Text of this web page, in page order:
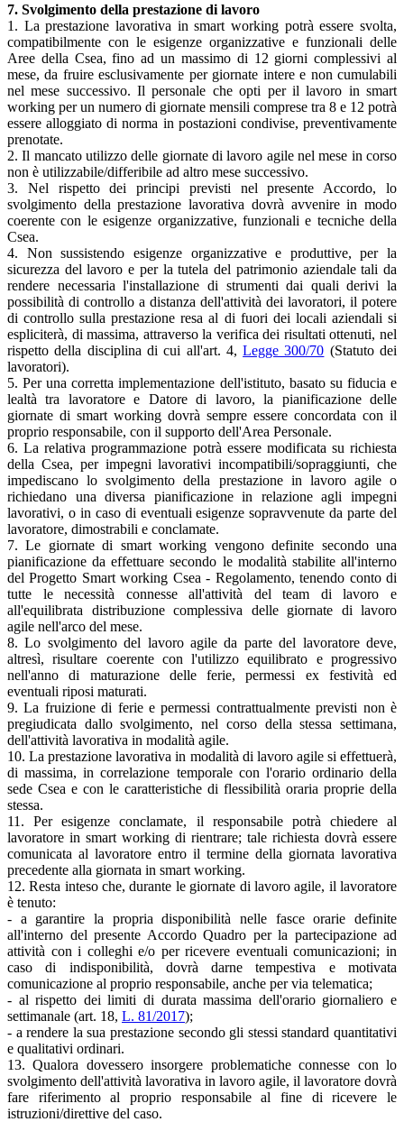
7. Svolgimento della prestazione di lavoro
1. La prestazione lavorativa in smart working potrà essere svolta,
compatibilmente con le esigenze organizzative e funzionali delle
Aree della Csea, fino ad un massimo di 12 giorni complessivi al
mese, da fruire esclusivamente per giornate intere e non cumulabili
nel mese successivo. Il personale che opti per il lavoro in smart
working per un numero di giornate mensili comprese tra 8 e 12 potrà
essere alloggiato di norma in postazioni condivise, preventivamente
prenotate.
2. Il mancato utilizzo delle giornate di lavoro agile nel mese in corso
non è utilizzabile/differibile ad altro mese successivo.
3. Nel rispetto dei principi previsti nel presente Accordo, lo
svolgimento della prestazione lavorativa dovrà avvenire in modo
coerente con le esigenze organizzative, funzionali e tecniche della
Csea.
4. Non sussistendo esigenze organizzative e produttive, per la
sicurezza del lavoro e per la tutela del patrimonio aziendale tali da
rendere necessaria l'installazione di strumenti dai quali derivi la
possibilità di controllo a distanza dell'attività dei lavoratori, il potere
di controllo sulla prestazione resa al di fuori dei locali aziendali si
espliciterà, di massima, attraverso la verifica dei risultati ottenuti, nel
rispetto della disciplina di cui all'art. 4,Legge 300/70 (Statuto dei
lavoratori).
5. Per una corretta implementazione dell'istituto, basato su fiducia e
lealtà tra lavoratore e Datore di lavoro, la pianificazione delle
giornate di smart working dovrà sempre essere concordata con il
proprio responsabile, con il supporto dell'Area Personale.
6. La relativa programmazione potrà essere modificata su richiesta
della Csea, per impegni lavorativi incompatibili/sopraggiunti, che
impediscano lo svolgimento della prestazione in lavoro agile o
richiedano una diversa pianificazione in relazione agli impegni
lavorativi, o in caso di eventuali esigenze sopravvenute da parte del
lavoratore, dimostrabili e conclamate.
7. Le giornate di smart working vengono definite secondo una
pianificazione da effettuare secondo le modalità stabilite all'interno
del Progetto Smart working Csea - Regolamento, tenendo conto di
tutte le necessità connesse all'attività del team di lavoro e
all'equilibrata distribuzione complessiva delle giornate di lavoro
agile nell'arco del mese.
8. Lo svolgimento del lavoro agile da parte del lavoratore deve,
altresì, risultare coerente con l'utilizzo equilibrato e progressivo
nell'anno di maturazione delle ferie, permessi ex festività ed
eventuali riposi maturati.
9. La fruizione di ferie e permessi contrattualmente previsti non è
pregiudicata dallo svolgimento, nel corso della stessa settimana,
dell'attività lavorativa in modalità agile.
10. La prestazione lavorativa in modalità di lavoro agile si effettuerà,
di massima, in correlazione temporale con l'orario ordinario della
sede Csea e con le caratteristiche di flessibilità oraria proprie della
stessa.
11. Per esigenze conclamate, il responsabile potrà chiedere al
lavoratore in smart working di rientrare; tale richiesta dovrà essere
comunicata al lavoratore entro il termine della giornata lavorativa
precedente alla giornata in smart working.
12. Resta inteso che, durante le giornate di lavoro agile, il lavoratore
è tenuto:
- a garantire la propria disponibilità nelle fasce orarie definite
all'interno del presente Accordo Quadro per la partecipazione ad
attività con i colleghi e/o per ricevere eventuali comunicazioni; in
caso di indisponibilità, dovrà darne tempestiva e motivata
comunicazione al proprio responsabile, anche per via telematica;
- al rispetto dei limiti di durata massima dell'orario giornaliero e
settimanale (art. 18, L. 81/2017);
- a rendere la sua prestazione secondo gli stessi standard quantitativi
e qualitativi ordinari.
13. Qualora dovessero insorgere problematiche connesse con lo
svolgimento dell'attività lavorativa in lavoro agile, il lavoratore dovrà
fare riferimento al proprio responsabile al fine di ricevere le
istruzioni/direttive del caso.